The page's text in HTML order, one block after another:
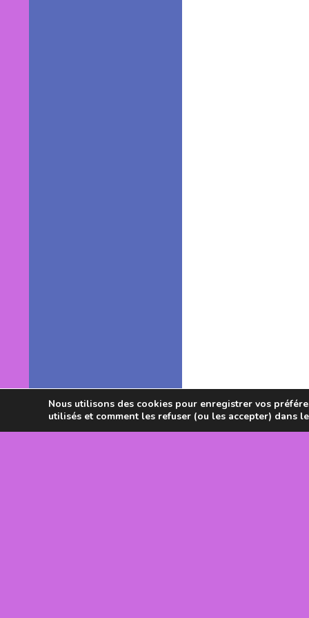
Nous utilisons des cookies pour enregistrer vos
utilisés et comment les refuser (ou les accepter) dans